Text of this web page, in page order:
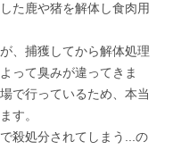
た鹿や猪を解体し食肉用
、捕獲してから解体処理
って臭みが違ってきま
で行っているため、本当
す。
殺処分されてしまう...の